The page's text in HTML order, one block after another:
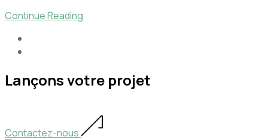
Continue Reading
Lançons votre projet
Contactez-nous